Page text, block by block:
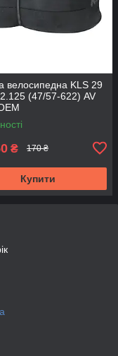
велосипедна KLS 29
(47/57-622) AV
₴ 170 ₴
Купити